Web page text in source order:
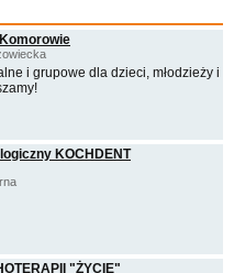
i grupowe dla dzieci, młodzieży i
KOCHDENT
"ŻYCIE"